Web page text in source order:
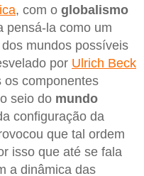
, com o globalismo
pensá-la como um
mundos possíveis
por Ulrich Beck
os componentes
seio do mundo
configuração da
que tal ordem
isso que até se fala
a dinâmica das